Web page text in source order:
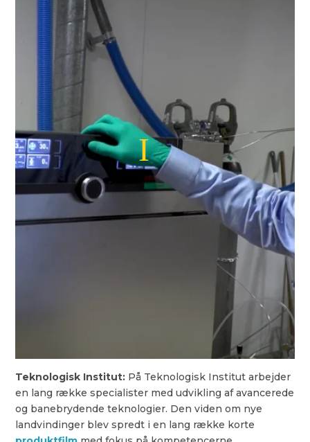
Teknologisk Institut: På Teknologisk Institut arbejder
en lang række specialister med udvikling af avancerede
og banebrydende teknologier. Den viden om nye
landvindinger blev spredt i en lang række korte